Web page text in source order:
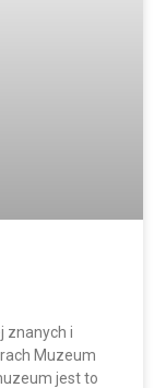
znanych i
Muzeum
jest to